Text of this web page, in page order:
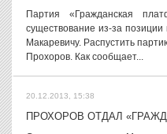
Партия «Гражданская
существование из-за
Макаревичу. Распустить
Прохоров. Как сообщает...
20.12.2013, 15:38
ПРОХОРОВ ОТДАЛ